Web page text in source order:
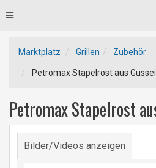
Toggle
Marktplatz Grillen Zubehör
Petromax Stapelrost aus
Petromax Stapelrost
Bilder/Videos anzeigen